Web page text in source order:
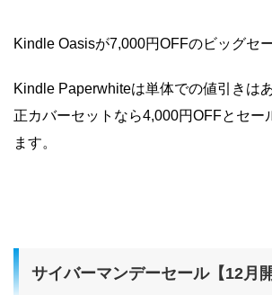
Kindle Oasisが7,000円OFFのビッグセ
Kindle Paperwhiteは単体での値引きは
正カバーセットなら4,000円OFFとセー
ます。
サイバーマンデーセール【12月